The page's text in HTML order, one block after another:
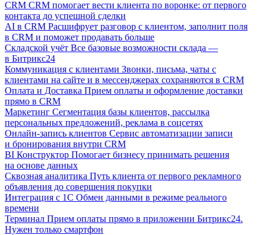
CRM CRM помогает вести клиента по воронке: от первого
контакта до успешной сделки
AI в CRM Расшифрует разговор с клиентом, заполнит поля
в CRM и поможет продавать больше
Складской учёт Все базовые возможности склада —
в Битрикс24
Коммуникация с клиентами Звонки, письма, чаты с
клиентами на сайте и в мессенджерах сохраняются в CRM
Оплата и Доставка Прием оплаты и оформление доставки
прямо в CRM
Маркетинг Сегментация базы клиентов, рассылка
персональных предложений, реклама в соцсетях
Онлайн-запись клиентов Сервис автоматизации записи
и бронирования внутри CRM
BI Конструктор Помогает бизнесу принимать решения
на основе данных
Сквозная аналитика Путь клиента от первого рекламного
объявления до совершения покупки
Интеграция с 1С Обмен данными в режиме реального
времени
Терминал Прием оплаты прямо в приложении Битрикс24.
Нужен только смартфон